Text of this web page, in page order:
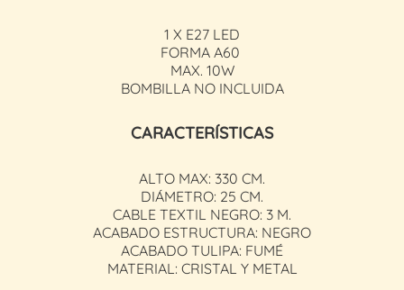
1 X E27 LED
FORMA A60
MAX. 10W
BOMBILLA NO INCLUIDA
CARACTERÍSTICAS
ALTO MAX: 330 CM.
DIÁMETRO: 25 CM.
CABLE TEXTIL NEGRO: 3 M.
ACABADO ESTRUCTURA: NEGRO
ACABADO TULIPA: FUMÉ
MATERIAL: CRISTAL Y METAL